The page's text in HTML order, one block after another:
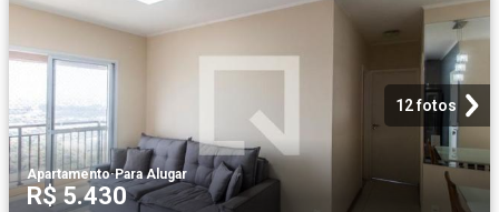
12 fotos
Apartamento·Para Alugar
R$ 5.430